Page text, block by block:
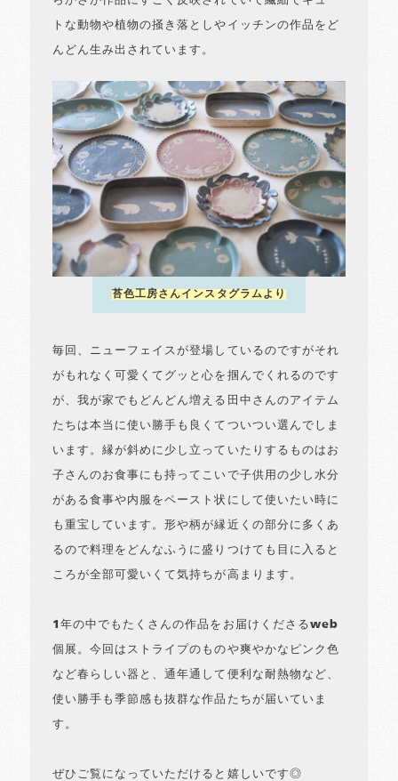
トな動物や植物の掻き落としやイッチンの作品をど
んどん生み出されています。
苔色工房さんインスタグラムより
毎回、ニューフェイスが登場しているのですがそれ
がもれなく可愛くてグッと心を掴んでくれるのです
が、我が家でもどんどん増える田中さんのアイテム
たちは本当に使い勝手も良くてついつい選んでしま
います。縁が斜めに少し立っていたりするものはお
子さんのお食事にも持ってこいで子供用の少し水分
がある食事や内服をペースト状にして使いたい時に
も重宝しています。形や柄が縁近くの部分に多くあ
るので料理をどんなふうに盛りつけても目に入ると
ころが全部可愛いくて気持ちが高まります。
1年の中でもたくさんの作品をお届けくださるweb
個展。今回はストライプのものや爽やかなピンク色
など春らしい器と、通年通して便利な耐熱物など、
使い勝手も季節感も抜群な作品たちが届いていま
す。
ぜひご覧になっていただけると嬉しいです◎